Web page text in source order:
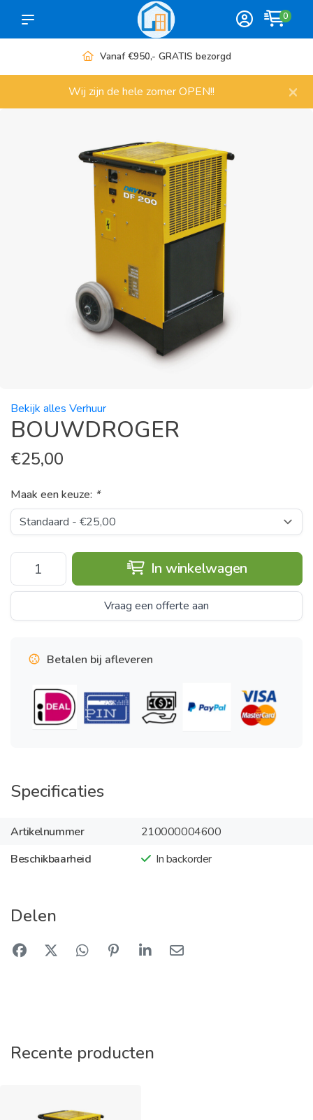
0
Vanaf €950,- GRATIS bezorgd
Wij zijn de hele zomer OPEN!! ×
Bekijk alles Verhuur
BOUWDROGER
€25,00
Maak een keuze: *
In winkelwagen
Vraag een offerte aan
Betalen bij afleveren
Specificaties
Artikelnummer
210000004600
Beschikbaarheid
In backorder
Delen
Recente producten